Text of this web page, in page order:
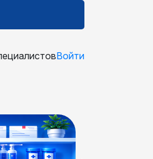
Войти